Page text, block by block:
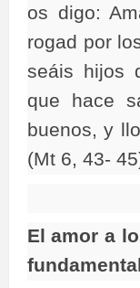
os digo:
rogad por
seáis hijos
que hace
buenos, y
(Mt 6, 43-
El amor a